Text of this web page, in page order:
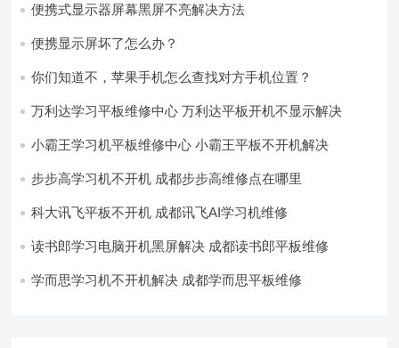
便携式显示器屏幕黑屏不亮解决方法
便携显示屏坏了怎么办？
你们知道不，苹果手机怎么查找对方手机位置？
万利达学习平板维修中心 万利达平板开机不显示解决
小霸王学习机平板维修中心 小霸王平板不开机解决
步步高学习机不开机 成都步步高维修点在哪里
科大讯飞平板不开机 成都讯飞AI学习机维修
读书郎学习电脑开机黑屏解决 成都读书郎平板维修
学而思学习机不开机解决 成都学而思平板维修